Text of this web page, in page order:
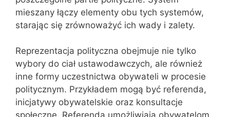
mieszany łączy elementy obu tych systemów,
starając się zrównoważyć ich wady i zalety.
Reprezentacja polityczna obejmuje nie tylko
wybory do ciał ustawodawczych, ale również
inne formy uczestnictwa obywateli w procesie
politycznym. Przykładem mogą być referenda,
inicjatywy obywatelskie oraz konsultacje
społeczne. Referenda umożliwiają obywatelom